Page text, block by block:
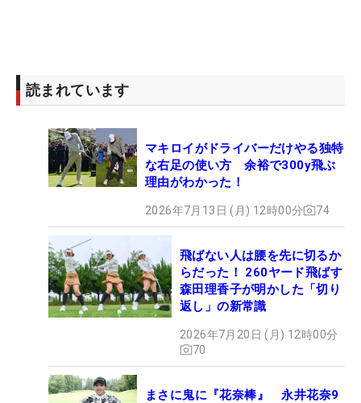
読まれています
マキロイがドライバーだけやる独特
な右足の使い方 余裕で300y飛ぶ
理由がわかった！
2026年7月13日 (月) 12時00分 74
飛ばない人は腰を先に切るか
らだった！ 260ヤード飛ばす
森田理香子が明かした「切り
返し」の新常識
2026年7月20日 (月) 12時00分
70
まさに鬼に『花奈棒』 永井花奈9